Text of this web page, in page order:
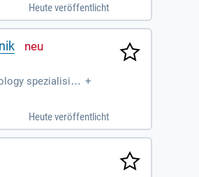
Heute veröffentlicht
spezialisier
Techn
A
Niefern-Ösch
Sie Teil un
+
Heute veröffentlicht